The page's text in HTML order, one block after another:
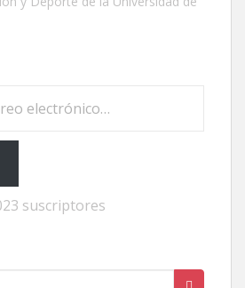
suscriptores